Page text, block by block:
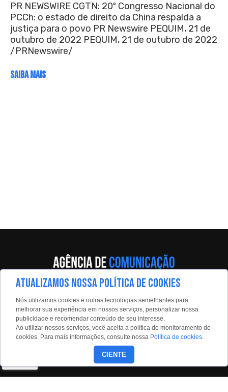
PR NEWSWIRE CGTN: 20º Congresso Nacional do
PCCh: o estado de direito da China respalda a
justiça para o povo PR Newswire PEQUIM, 21 de
outubro de 2022 PEQUIM, 21 de outubro de 2022
/PRNewswire/
SAIBA MAIS
Av. Eng. Caetano Álvares, 55 - 5º andar
Limão, São Paulo, 02598-900
Contato:
estadaoconteudo@estadao.com
(11)99350-0439
ATUALIZAMOS NOSSA POLÍTICA DE COOKIES
Nós utilizamos cookies e outras tecnologias semelhantes para
melhorar sua experiência em nossos serviços, personalizar nossa
publicidade e recomendar conteúdo de seu interesse.
Ao utilizar nossos serviços, você aceita a política de monitoramento de
cookies. Para mais informações, consulte nossa Política de cookies.
CIENTE